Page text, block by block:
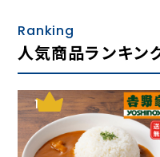
Ranking
人気商品ランキン
1